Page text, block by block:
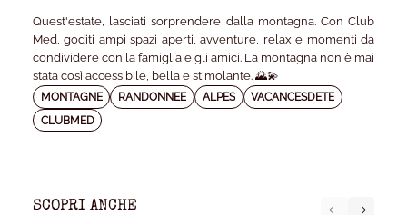
Quest'estate, lasciati sorprendere dalla montagna. Con Club
Med, goditi ampi spazi aperti, avventure, relax e momenti da
condividere con la famiglia e gli amici. La montagna non è mai
stata così accessibile, bella e stimolante. 🌄💫
MONTAGNE RANDONNEE ALPES
VACANCESDETE
CLUBMED
SCOPRI ANCHE